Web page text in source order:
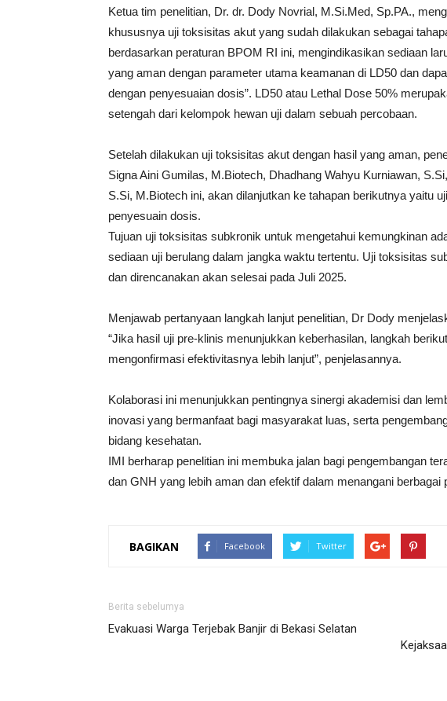
Ketua tim penelitian, Dr. dr. Dody Novrial, M.Si.Med, Sp.PA.,
khususnya uji toksisitas akut yang sudah dilakukan sebagai
berdasarkan peraturan BPOM RI ini, mengindikasikan sediaan
yang aman dengan parameter utama keamanan di LD50 dan
dengan penyesuaian dosis”. LD50 atau Lethal Dose 50%
setengah dari kelompok hewan uji dalam sebuah percobaan.
Setelah dilakukan uji toksisitas akut dengan hasil yang aman,
Signa Aini Gumilas, M.Biotech, Dhadhang Wahyu Kurniawan,
S.Si, M.Biotech ini, akan dilanjutkan ke tahapan berikutnya yaitu
penyesuain dosis.
Tujuan uji toksisitas subkronik untuk mengetahui kemungkinan
sediaan uji berulang dalam jangka waktu tertentu. Uji toksisitas
dan direncanakan akan selesai pada Juli 2025.
Menjawab pertanyaan langkah lanjut penelitian, Dr Dody
“Jika hasil uji pre-klinis menunjukkan keberhasilan, langkah
mengonfirmasi efektivitasnya lebih lanjut”, penjelasannya.
Kolaborasi ini menunjukkan pentingnya sinergi akademisi dan
inovasi yang bermanfaat bagi masyarakat luas, serta
bidang kesehatan.
IMI berharap penelitian ini membuka jalan bagi pengembangan
dan GNH yang lebih aman dan efektif dalam menangani berbagai
BAGIKAN Facebook Twitter
Berita sebelumya
Evakuasi Warga Terjebak Banjir di Bekasi Selatan